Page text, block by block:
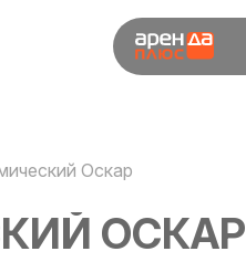
Оскар
ОСКАР